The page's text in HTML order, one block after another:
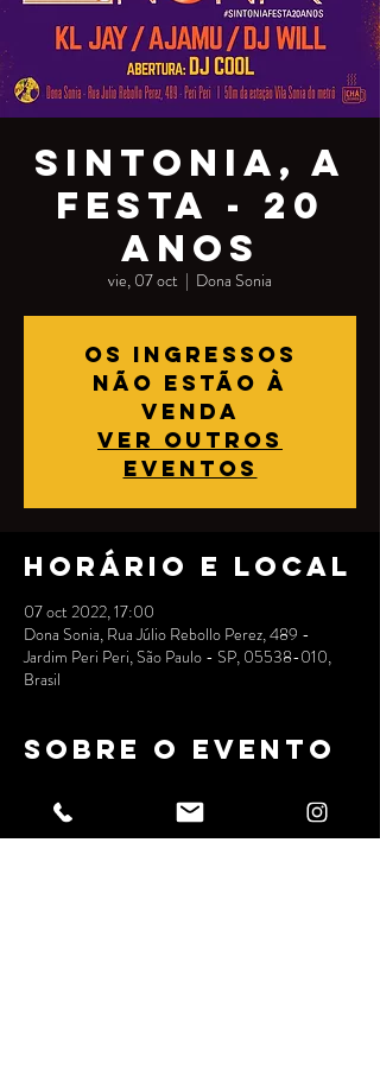
SINTONIA, A
FESTA - 20
ANOS
vie, 07 oct
  |
Dona Sonia
Os ingressos
não estão à
venda
Ver outros
eventos
Horário e local
07 oct 2022, 17:00
Dona Sonia, Rua Júlio Rebollo Perez, 489 -
Jardim Peri Peri, São Paulo - SP, 05538-010,
Brasil
Sobre o evento
Com muito orgulho receberemos pela primeira
vez na casa a festa Sintonia, com os DJs KLJay,
Ajamu e Will, o aquecimento fica por conta do